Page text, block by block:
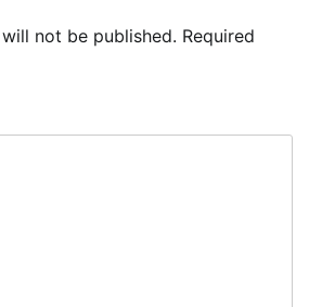
not be published. Required